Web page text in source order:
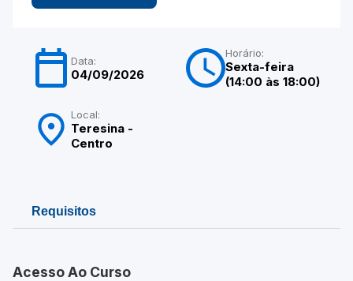
Data:
04/09/2026
Horário:
Sexta-feira
(14:00 às 18:00)
Local:
Teresina -
Centro
Requisitos
Acesso Ao Curso